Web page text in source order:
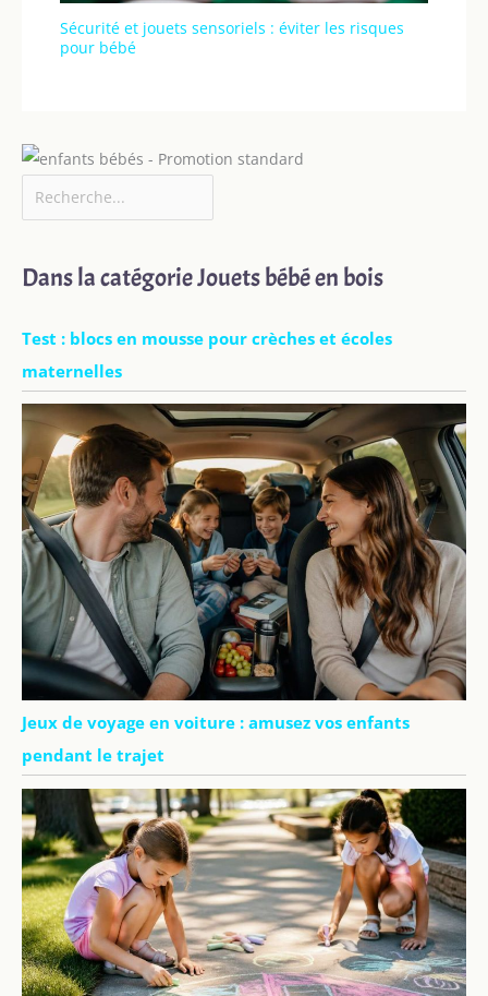
Sécurité et jouets sensoriels : éviter les risques
pour bébé
Dans la catégorie Jouets bébé en bois
Test : blocs en mousse pour crèches et écoles
maternelles
Jeux de voyage en voiture : amusez vos enfants
pendant le trajet